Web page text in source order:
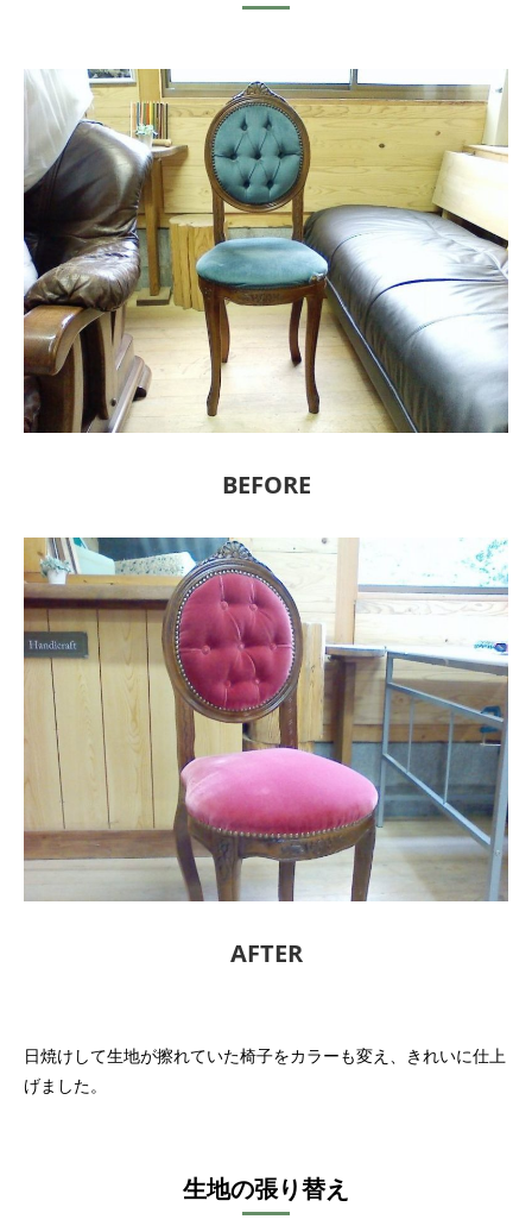
BEFORE
AFTER
日焼けして生地が擦れていた椅子をカラーも変え、きれいに仕上
げました。
生地の張り替え